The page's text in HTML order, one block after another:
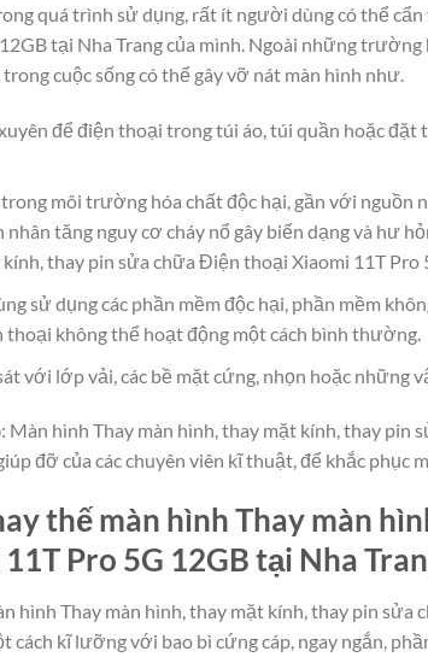
quá trình sử dụng, rất ít người dùng có thể
tại Nha Trang của mình. Ngoài những
cuộc sống có thể gây vỡ nát màn hình như.
để điện thoại trong túi áo, túi quần hoặc đặt
trong môi trường hóa chất độc hại, gần với nguồn
nhân tăng nguy cơ cháy nổ gây biến dạng và hư
thay pin sửa chữa Điện thoại Xiaomi 11T Pro
sử dụng các phần mềm độc hại, phần mềm
thoại không thể hoạt động một cách bình thường.
với lớp vải, các bề mặt cứng, nhọn hoặc
: Màn hình Thay màn hình, thay mặt kính, thay pin
đỡ của các chuyên viên kĩ thuật, để khắc phục
thế màn hình Thay màn
Pro 5G 12GB tại Nha
hình Thay màn hình, thay mặt kính, thay pin
cách kĩ lưỡng với bao bì cứng cáp, ngay ngắn,